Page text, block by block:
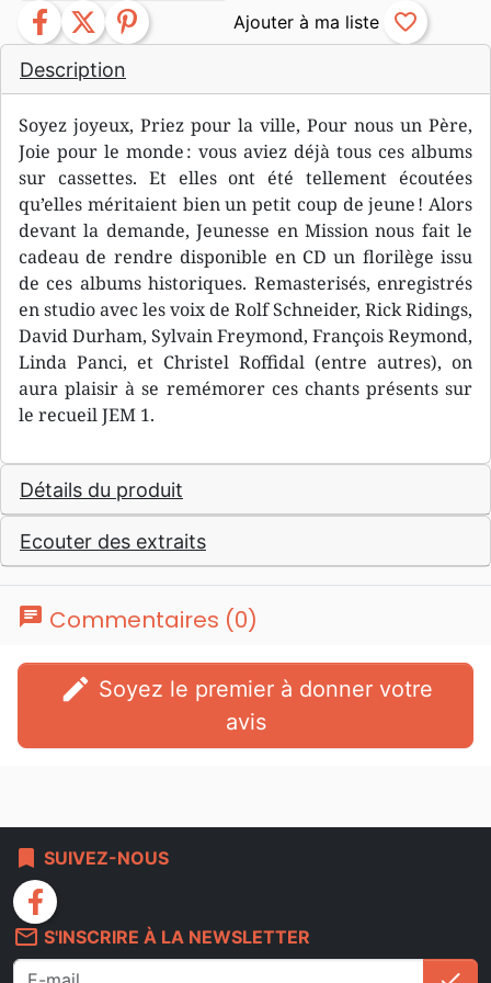
Description
Soyez joyeux, Priez pour la ville, Pour nous un Père,
Joie pour le monde : vous aviez déjà tous ces albums
sur cassettes. Et elles ont été tellement écoutées
qu’elles méritaient bien un petit coup de jeune ! Alors
devant la demande, Jeunesse en Mission nous fait le
cadeau de rendre disponible en CD un florilège issu
de ces albums historiques. Remasterisés, enregistrés
en studio avec les voix de Rolf Schneider, Rick Ridings,
David Durham, Sylvain Freymond, François Reymond,
Linda Panci, et Christel Roffidal (entre autres), on
aura plaisir à se remémorer ces chants présents sur
le recueil JEM 1.
Détails du produit
Ecouter des extraits
facebook twitter pinterest favorite_border
chat Commentaires (0)
edit
avis
bookmark SUIVEZ-NOUS
facebook
mail_outline S'INSCRIRE À LA NEWSLETTER